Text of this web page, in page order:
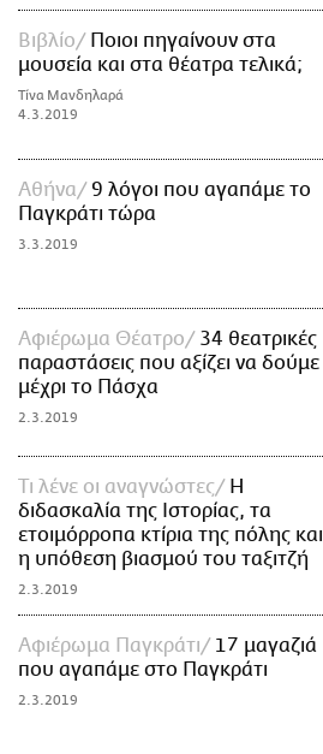
Βιβλίο
Ποιοι πηγαίνουν στα
μουσεία και στα θέατρα τελικά;
Τίνα Μανδηλαρά
4.3.2019
Αθήνα
9 λόγοι που αγαπάμε το
Παγκράτι τώρα
3.3.2019
Αφιέρωμα Θέατρο
34 θεατρικές
παραστάσεις που αξίζει να δούμε
μέχρι το Πάσχα
2.3.2019
Τι λένε οι αναγνώστες
Η
διδασκαλία της Ιστορίας, τα
ετοιμόρροπα κτίρια της πόλης και
η υπόθεση βιασμού του ταξιτζή
2.3.2019
Αφιέρωμα Παγκράτι
17 μαγαζιά
που αγαπάμε στο Παγκράτι
2.3.2019